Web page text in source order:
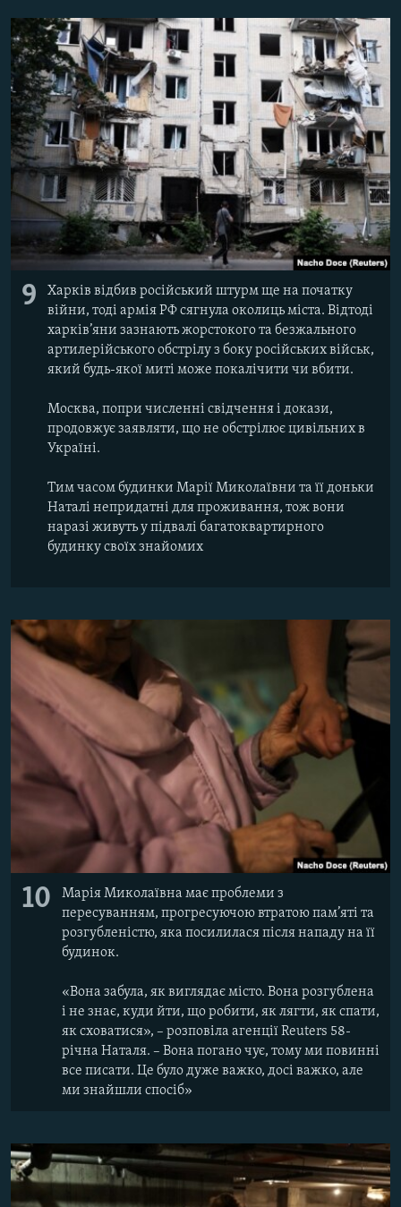
9
Харків відбив російський штурм ще на початку
війни, тоді армія РФ сягнула околиць міста. Відтоді
харків’яни зазнають жорстокого та безжального
артилерійського обстрілу з боку російських військ,
який будь-якої миті може покалічити чи вбити.
Москва, попри численні свідчення і докази,
продовжує заявляти, що не обстрілює цивільних в
Україні.
Тим часом будинки Марії Миколаївни та її доньки
Наталі непридатні для проживання, тож вони
наразі живуть у підвалі багатоквартирного
будинку своїх знайомих
10
Марія Миколаївна має проблеми з
пересуванням, прогресуючою втратою пам’яті та
розгубленістю, яка посилилася після нападу на її
будинок.
«Вона забула, як виглядає місто. Вона розгублена
і не знає, куди йти, що робити, як лягти, як спати,
як сховатися», – розповіла агенції Reuters 58-
річна Наталя. – Вона погано чує, тому ми повинні
все писати. Це було дуже важко, досі важко, але
ми знайшли спосіб»